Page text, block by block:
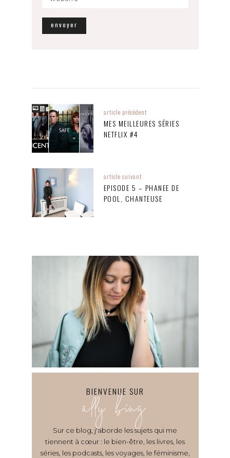
article précédent
MES MEILLEURES SÉRIES
NETFLIX #4
article suivant
EPISODE 5 – PHANEE DE
POOL, CHANTEUSE
BIENVENUE SUR
ally bing
Sur ce blog, j'aborde les sujets qui me
tiennent à cœur : le bien-être, les livres, les
séries, les podcasts, les voyages, le féminisme,